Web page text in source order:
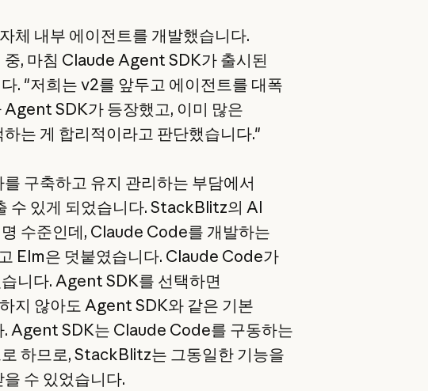
내부 에이전트를 개발했습니다.
, 마침 Claude Agent SDK가 출시된
. "저희는 v2를 앞두고 에이전트를 대폭
SDK가 등장했고, 이미 많은
는 게 합리적이라고 판단했습니다."
구축하고 유지 관리하는 부담에서
수 있게 되었습니다. StackBlitz의 AI
수준인데, Claude Code를 개발하는
Elm은 덧붙였습니다. Claude Code가
니다. Agent SDK를 선택하면
지 않아도 Agent SDK와 같은 기본
. Agent SDK는 Claude Code를 구동하는
하므로, StackBlitz는 그동일한 기능을
수 있었습니다.